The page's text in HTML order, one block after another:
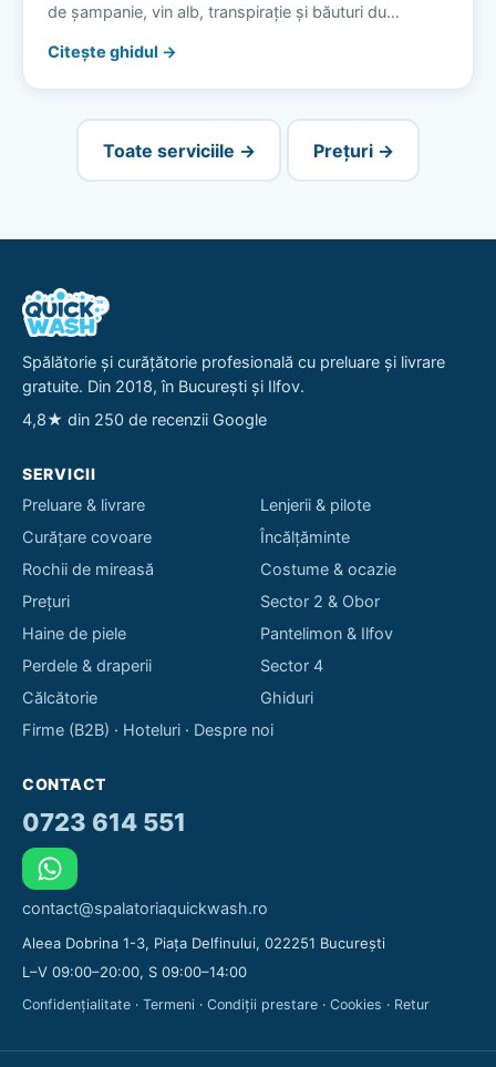
de șampanie, vin alb, transpirație și băuturi du…
Citește ghidul →
Toate serviciile → Prețuri →
Spălătorie și curățătorie profesională cu preluare și livrare
gratuite. Din 2018, în București și Ilfov.
4,8★ din 250 de recenzii Google
SERVICII
Preluare & livrare
Curățare covoare
Rochii de mireasă
Prețuri
Haine de piele
Perdele & draperii
Călcătorie
Lenjerii & pilote
Încălțăminte
Costume & ocazie
Sector 2 & Obor
Pantelimon & Ilfov
Sector 4
Ghiduri
Firme (B2B) · Hoteluri · Despre noi
CONTACT
0723 614 551
contact@spalatoriaquickwash.ro
Aleea Dobrina 1-3, Piața Delfinului, 022251 București
L–V 09:00–20:00, S 09:00–14:00
Confidențialitate · Termeni · Condiții prestare · Cookies · Retur